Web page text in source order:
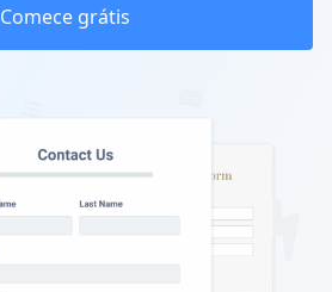
Comece grátis